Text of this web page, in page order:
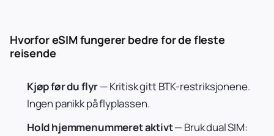
Hvorfor eSIM fungerer bedre for de fleste
reisende
Kjøp før du flyr— Kritisk gitt BTK-restriksjonene.
Ingen panikk på flyplassen.
Hold hjemmenummeret aktivt— Bruk dual SIM: